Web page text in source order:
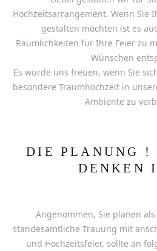
Hochzeitsarrangement. Wenn Sie
gestalten möchten ist es
Räumlichkeiten für Ihre Feier zu
Wünschen
Es würde uns freuen, wenn Sie
besondere Traumhochzeit in
Ambiente zu
DIE PLANUNG !
DENKEN
Angenommen, Sie planen
standesamtliche Trauung mit
und Hochzeitsfeier, sollte an